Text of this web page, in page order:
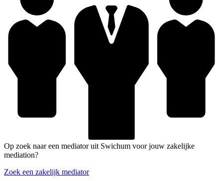
Op zoek naar een mediator uit Swichum voor jouw zakelijke
mediation?
Zoek een zakelijk mediator